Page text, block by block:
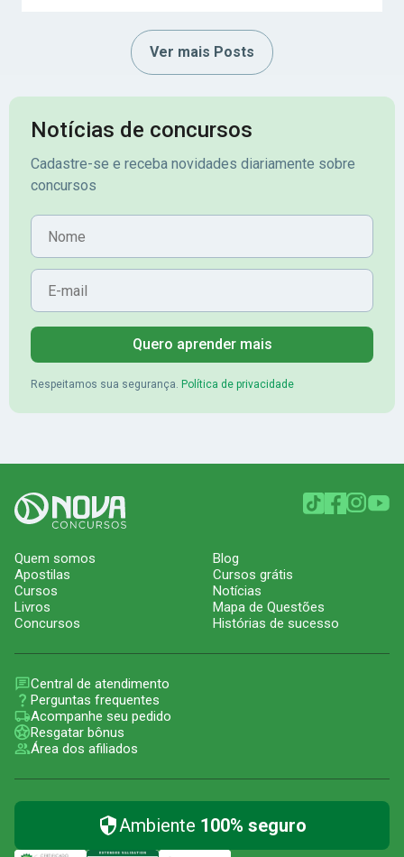
Ver mais Posts
Notícias de concursos
Cadastre-se e receba novidades diariamente sobre
concursos
Nome
E-mail
Quero aprender mais
Respeitamos sua segurança. Política de privacidade
Quem somos
Apostilas
Cursos
Livros
Concursos
Blog
Cursos grátis
Notícias
Mapa de Questões
Histórias de sucesso
Central de atendimento
Perguntas frequentes
Acompanhe seu pedido
Resgatar bônus
Área dos afiliados
Ambiente 100% seguro